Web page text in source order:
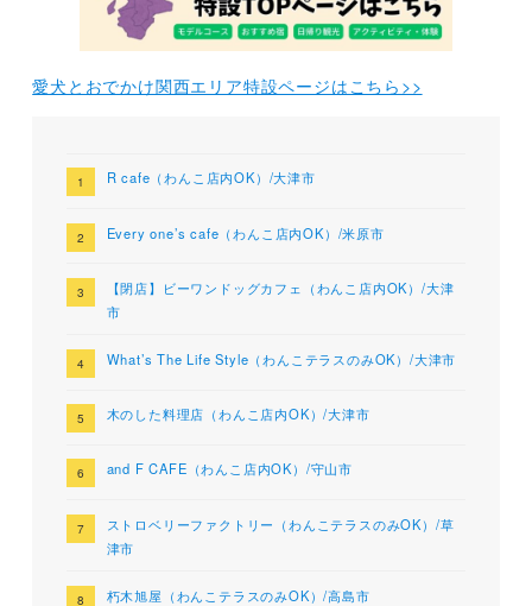
愛犬とおでかけ関西エリア特設ページはこちら>>
R cafe（わんこ店内OK）/大津市
Every one’s cafe（わんこ店内OK）/米原市
【閉店】ビーワンドッグカフェ（わんこ店内OK）/大津
市
What’s The Life Style（わんこテラスのみOK）/大津市
木のした料理店（わんこ店内OK）/大津市
and F CAFE（わんこ店内OK）/守山市
ストロベリーファクトリー（わんこテラスのみOK）/草
津市
朽木旭屋（わんこテラスのみOK）/高島市